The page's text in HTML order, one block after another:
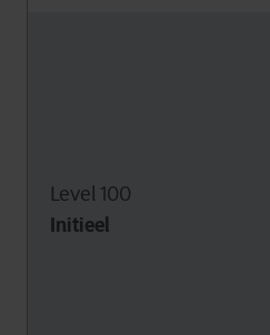
Level 100
Initieel